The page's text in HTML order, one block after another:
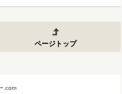
ページトップ
.com